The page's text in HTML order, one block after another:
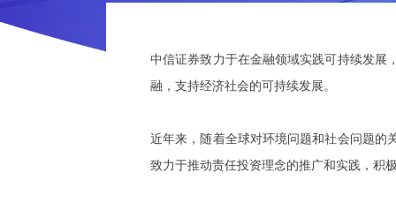
中信证券致力于在金融领域实践可持续发展
融，支持经济社会的可持续发展。
近年来，随着全球对环境问题和社会问题的
致力于推动责任投资理念的推广和实践，积